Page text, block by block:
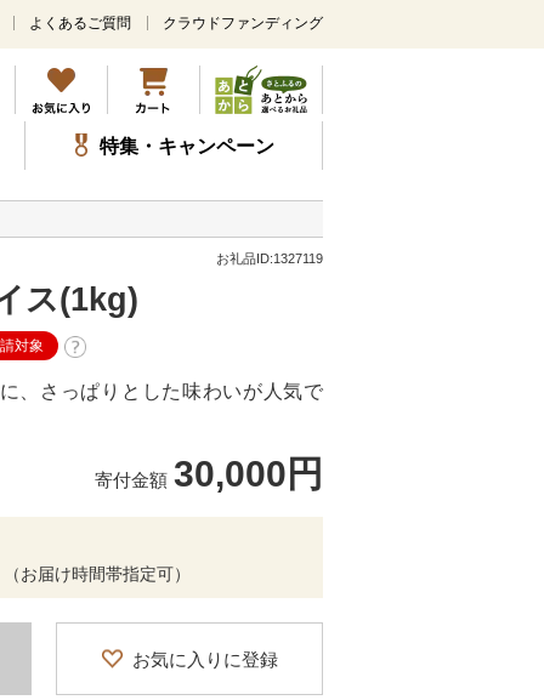
メ
ン
コ
ン
テ
ツ
ッ
よくあるご質問 クラウドファンディング
特集・キャンペーン
お礼品ID:1327119
ス(1kg)
対象
、さっぱりとした味わいが人気で
寄付金額 30,000円
お届け時間帯指定可）
お気に入りに登録